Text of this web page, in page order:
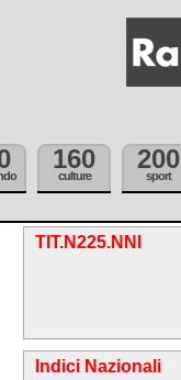
160
culture
200
sport
TIT.N225.NNI
Indici Nazionali